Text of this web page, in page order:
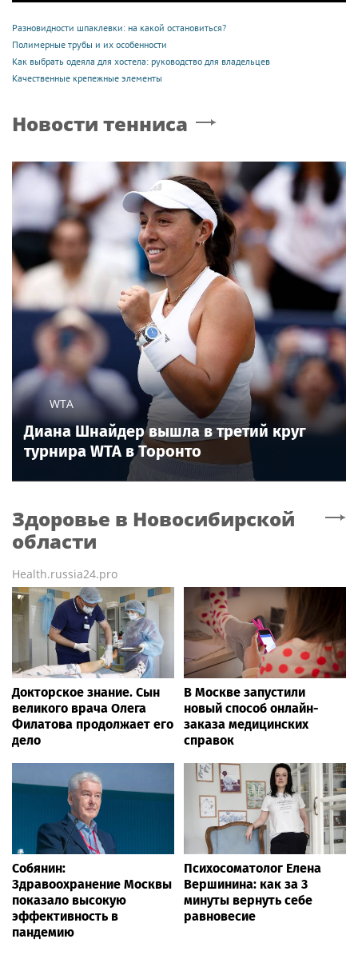
Разновидности шпаклевки: на какой остановиться?
Полимерные трубы и их особенности
Как выбрать одеяла для хостела: руководство для владельцев
Качественные крепежные элементы
Новости тенниса
WTA
Диана Шнайдер вышла в третий круг
турнира WTA в Торонто
Здоровье в Новосибирской
области
Health.russia24.pro
Докторское знание. Сын
великого врача Олега
Филатова продолжает его
дело
В Москве запустили
новый способ онлайн-
заказа медицинских
справок
Собянин:
Здравоохранение Москвы
показало высокую
эффективность в
пандемию
Психосоматолог Елена
Вершинина: как за 3
минуты вернуть себе
равновесие